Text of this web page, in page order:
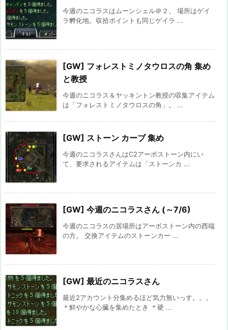
今週のニコラスはムーンシェル＠２。 場所はゲイ
ラ孵化地。収拾ポイントも同じゲイラ ...
[GW] フォレストミノタウロスの角 集め
と教授
今週のニコラス＆ヤッキントン教授の収集アイテム
は「フォレストミノタウロスの角」。 ...
[GW] ストーン カーブ 集め
今週のニコラスさんはC2アーボストーン内にい
て、要求されるアイテムは「ストーンカ ...
[GW] 今週のニコラスさん (～7/6)
今週のニコラスの居場所はアーボストーン内の西端
の方。 交換アイテムのストーンカー ...
[GW] 最近のニコラスさん
最近2アカウント分集めるほど気力無いっす。。。
＊鮮やかな心臓を集めたとき ＊硬 ...